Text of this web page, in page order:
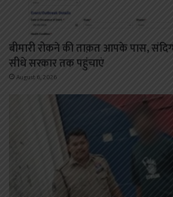
बीमारी रोकने की ताक़त आपके पास,
सीधे सरकार तक पहुंचाएं
August 6, 2026